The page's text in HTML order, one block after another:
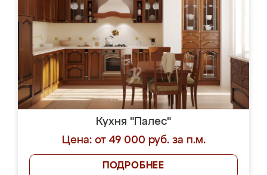
Кухня "Палес"
Цена: от 49 000 руб. за п.м.
ПОДРОБНЕЕ